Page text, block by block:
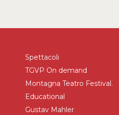
Spettacoli
TGVP On demand
Montagna Teatro Festival.
Educational
Gustav Mahler